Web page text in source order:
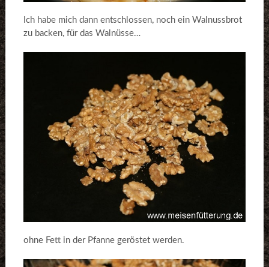
Ich habe mich dann entschlossen, noch ein Walnussbrot
zu backen, für das Walnüsse…
ohne Fett in der Pfanne geröstet werden.